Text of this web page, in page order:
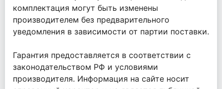
комплектация могут быть изменены
производителем без предварительного
уведомления в зависимости от партии поставки.
Гарантия предоставляется в соответствии с
законодательством РФ и условиями
производителя. Информация на сайте носит